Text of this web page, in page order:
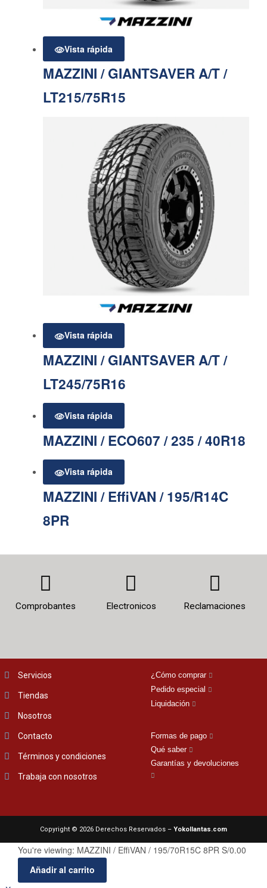
Vista rápida
MAZZINI / GIANTSAVER A/T /
LT215/75R15
Vista rápida
MAZZINI / GIANTSAVER A/T /
LT245/75R16
Vista rápida
MAZZINI / ECO607 / 235 / 40R18
Vista rápida
MAZZINI / EffiVAN / 195/R14C
8PR
Comprobantes Electronicos Reclamaciones
Servicios
Tiendas
Nosotros
Contacto
Términos y condiciones
Trabaja con nosotros
¿Cómo comprar
Pedido especial
Liquidación
Formas de pago
Qué saber
Garantías y devoluciones
Copyright © 2026 Derechos Reservados – Yokollantas.com
You're viewing: MAZZINI / EffiVAN / 195/70R15C 8PR S/0.00
Añadir al carrito